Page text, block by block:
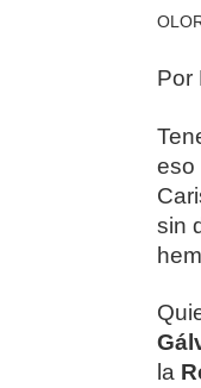
Por
eso
sin
la